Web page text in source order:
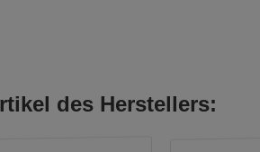
des Herstellers: